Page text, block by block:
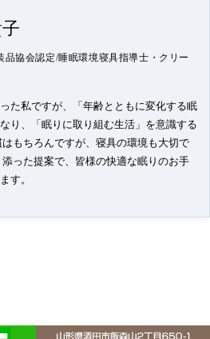
品協会認定/睡眠環境寝具指導士・クリー
た私ですが、「年齢とともに変化する眠
り、「眠りに取り組む生活」を意識する
もちろんですが、寝具の環境も大切で
った提案で、皆様の快適な眠りのお手
す。